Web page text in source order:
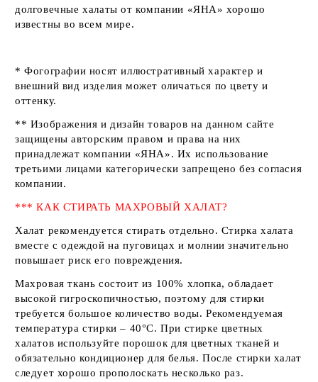
долговечные халаты от компании «ЯНА» хорошо
известны во всем мире.
* Фогографии носят иллюстративный характер и
внешний вид изделия может оличаться по цвету и
оттенку.
** Изображения и дизайн товаров на данном сайте
защищены авторским правом и права на них
принадлежат компании «ЯНА». Их использование
третьими лицами категорически запрещено без согласия
компании.
*** КАК СТИРАТЬ МАХРОВЫЙ ХАЛАТ?
Халат рекомендуется стирать отдельно. Стирка халата
вместе с одеждой на пуговицах и молнии значительно
повышает риск его повреждения.
Махровая ткань состоит из 100% хлопка, обладает
высокой гигроскопичностью, поэтому для стирки
требуется большое количество воды. Рекомендуемая
температура стирки – 40°С. При стирке цветных
халатов используйте порошок для цветных тканей и
обязательно кондиционер для белья. После стирки халат
следует хорошо прополоскать несколько раз.